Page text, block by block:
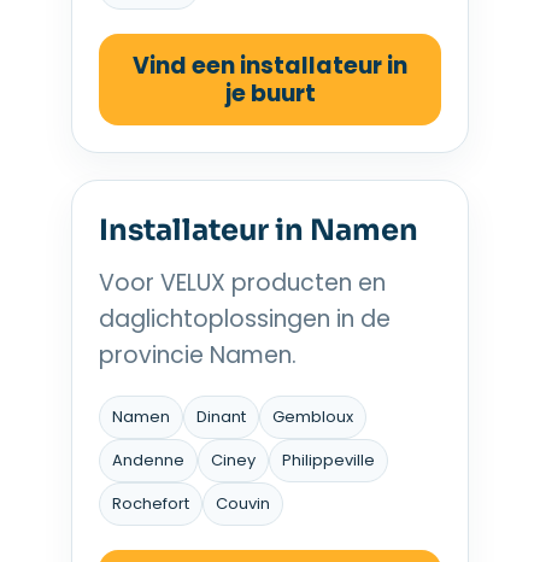
Vind een installateur in
je buurt
Installateur in Namen
Voor VELUX producten en
daglichtoplossingen in de
provincie Namen.
Namen Dinant
Gembloux
Andenne
Ciney
Philippeville
Rochefort
Couvin